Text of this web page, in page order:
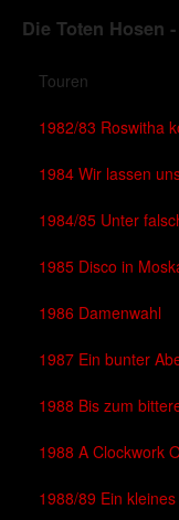
Die Toten Hosen -
Touren
1982/83 Roswitha
1984 Wir lassen
1984/85 Unter
1985 Disco in
1986 Damenwahl
1987 Ein bunter
1988 Bis zum
1988 A Clockwork
1988/89 Ein